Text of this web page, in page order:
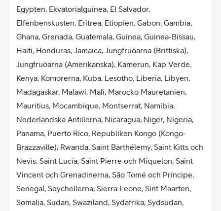
Egypten, Ekvatorialguinea, El Salvador,
Elfenbenskusten, Eritrea, Etiopien, Gabon, Gambia,
Ghana, Grenada, Guatemala, Guinea, Guinea-Bissau,
Haiti, Honduras, Jamaica, Jungfruöarna (Brittiska),
Jungfruöarna (Amerikanska), Kamerun, Kap Verde,
Kenya, Komorerna, Kuba, Lesotho, Liberia, Libyen,
Madagaskar, Malawi, Mali, Marocko Mauretanien,
Mauritius, Mocambique, Montserrat, Namibia,
Nederländska Antillerna, Nicaragua, Niger, Nigeria,
Panama, Puerto Rico, Republiken Kongo (Kongo-
Brazzaville), Rwanda, Saint Barthélemy, Saint Kitts och
Nevis, Saint Lucia, Saint Pierre och Miquelon, Saint
Vincent och Grenadinerna, São Tomé och Príncipe,
Senegal, Seychellerna, Sierra Leone, Sint Maarten,
Somalia, Sudan, Swaziland, Sydafrika, Sydsudan,